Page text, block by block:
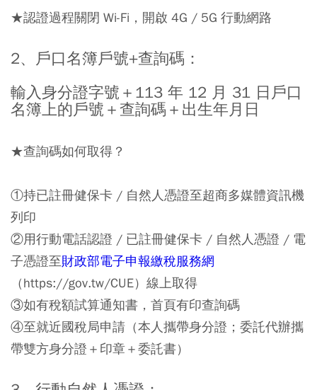
★認證過程關閉 Wi-Fi，開啟 4G / 5G 行動網路
2、戶口名簿戶號+查詢碼：
輸入身分證字號＋113 年 12 月 31 日戶口
名簿上的戶號＋查詢碼＋出生年月日
★查詢碼如何取得？
①持已註冊健保卡 / 自然人憑證至超商多媒體資訊機
列印
②用行動電話認證 / 已註冊健保卡 / 自然人憑證 / 電
子憑證至財政部電子申報繳稅服務網
（https://gov.tw/CUE）線上取得
③如有稅額試算通知書，首頁有印查詢碼
④至就近國稅局申請（本人攜帶身分證；委託代辦攜
帶雙方身分證＋印章＋委託書）